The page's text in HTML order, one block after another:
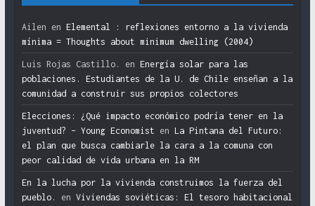
Ailen en Elemental : reflexiones entorno a la vivienda
mínima = Thoughts about minimum dwelling (2004)
Luis Rojas Castillo. en Energía solar para las
poblaciones. Estudiantes de la U. de Chile enseñan a la
comunidad a construir sus propios colectores
Elecciones: ¿Qué impacto económico podría tener en la
juventud? – Young Economist en La Pintana del Futuro:
el plan que busca cambiarle la cara a la comuna con
peor calidad de vida urbana en la RM
En la lucha por la vivienda construimos la fuerza del
pueblo.
en Viviendas soviéticas: El tesoro habitacional